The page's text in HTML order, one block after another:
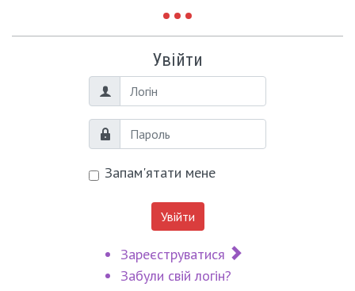
Увійти
Логін
Пароль
Запам'ятати мене
Увійти
Зареєструватися
Забули свій логін?